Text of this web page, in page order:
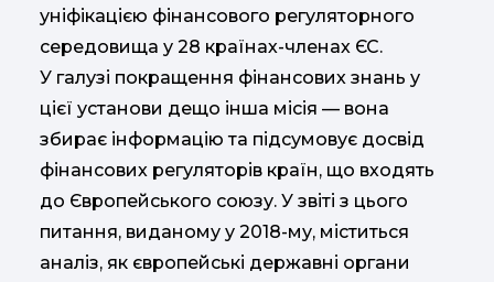
уніфікацією фінансового регуляторного
середовища у 28 країнах-членах ЄС.
У галузі покращення фінансових знань у
цієї установи дещо інша місія — вона
збирає інформацію та підсумовує досвід
фінансових регуляторів країн, що входять
до Європейського союзу. У звіті з цього
питання, виданому у 2018-му, міститься
аналіз, як європейські державні органи